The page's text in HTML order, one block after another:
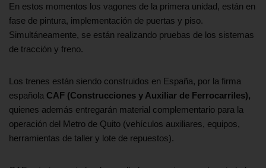
En estos momentos los vagones de la primera unidad, están en
fase de pintura, implementación de puertas y piso.
Simultáneamente, se están realizando pruebas de los sistemas
de tracción y freno.
Los trenes están siendo construidos en España, por la firma
española CAF (Construcciones y Auxiliar de Ferrocarriles),
quienes además entregarán material complementario para la
operación del Metro de Quito (vehículos auxiliares, equipos,
herramientas de taller y lote de repuestos).